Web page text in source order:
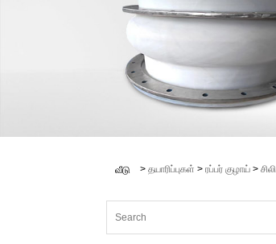
வீடு > தயாரிப்புகள் > ரப்பர் குழாய் >